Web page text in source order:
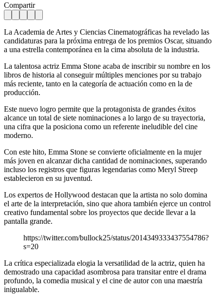
Compartir
La Academia de Artes y Ciencias Cinematográficas ha revelado las
candidaturas para la próxima entrega de los premios Oscar, situando
a una estrella contemporánea en la cima absoluta de la industria.
La talentosa actriz Emma Stone acaba de inscribir su nombre en los
libros de historia al conseguir múltiples menciones por su trabajo
más reciente, tanto en la categoría de actuación como en la de
producción.
Este nuevo logro permite que la protagonista de grandes éxitos
alcance un total de siete nominaciones a lo largo de su trayectoria,
una cifra que la posiciona como un referente ineludible del cine
moderno.
Con este hito, Emma Stone se convierte oficialmente en la mujer
más joven en alcanzar dicha cantidad de nominaciones, superando
incluso los registros que figuras legendarias como Meryl Streep
establecieron en su juventud.
Los expertos de Hollywood destacan que la artista no solo domina
el arte de la interpretación, sino que ahora también ejerce un control
creativo fundamental sobre los proyectos que decide llevar a la
pantalla grande.
https://twitter.com/bullock25/status/2014349333437554786?
s=20
La crítica especializada elogia la versatilidad de la actriz, quien ha
demostrado una capacidad asombrosa para transitar entre el drama
profundo, la comedia musical y el cine de autor con una maestría
inigualable.